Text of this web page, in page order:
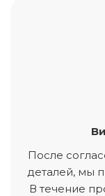
После
деталей, мы
В течение